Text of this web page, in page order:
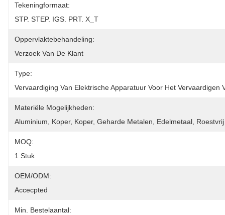
Tekeningformaat:
STP. STEP. IGS. PRT. X_T
Oppervlaktebehandeling:
Verzoek Van De Klant
Type:
Vervaardiging Van Elektrische Apparatuur Voor Het Vervaardigen
Materiële Mogelijkheden:
Aluminium, Koper, Koper, Geharde Metalen, Edelmetaal,
MOQ:
1 Stuk
OEM/ODM:
Accecpted
Min. Bestelaantal: